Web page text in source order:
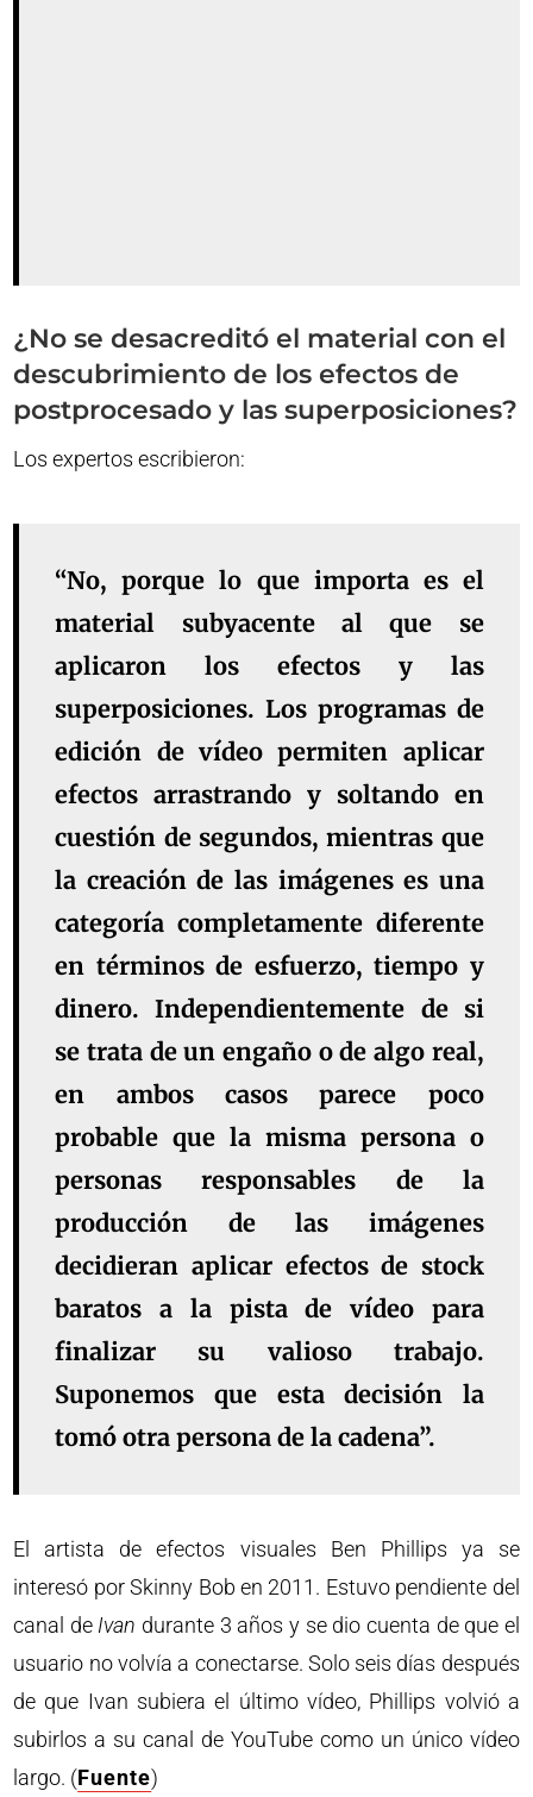
¿No se desacreditó el material con el
descubrimiento de los efectos de
postprocesado y las superposiciones?
Los expertos escribieron:
“No, porque lo que importa es el
material subyacente al que se
aplicaron los efectos y las
superposiciones. Los programas de
edición de vídeo permiten aplicar
efectos arrastrando y soltando en
cuestión de segundos, mientras que
la creación de las imágenes es una
categoría completamente diferente
en términos de esfuerzo, tiempo y
dinero. Independientemente de si
se trata de un engaño o de algo real,
en ambos casos parece poco
probable que la misma persona o
personas responsables de la
producción de las imágenes
decidieran aplicar efectos de stock
baratos a la pista de vídeo para
finalizar su valioso trabajo.
Suponemos que esta decisión la
tomó otra persona de la cadena”.
El artista de efectos visuales Ben Phillips ya se
interesó por Skinny Bob en 2011. Estuvo pendiente del
canal de Ivan durante 3 años y se dio cuenta de que el
usuario no volvía a conectarse. Solo seis días después
de que Ivan subiera el último vídeo, Phillips volvió a
subirlos a su canal de YouTube como un único vídeo
largo. (Fuente)